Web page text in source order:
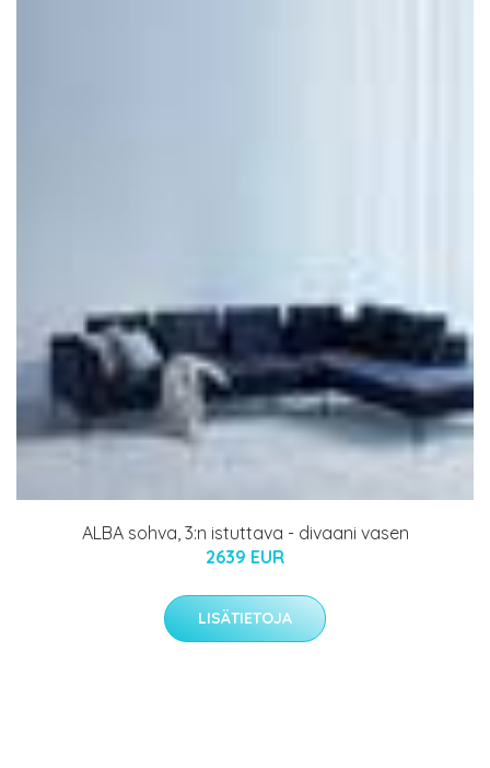
ALBA sohva, 3:n istuttava - divaani vasen
2639 EUR
LISÄTIETOJA